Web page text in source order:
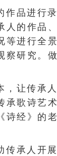
作品进行
人的作品
等进行全
察研究。
，让传承
承歌诗艺
诗经》的
传承人开